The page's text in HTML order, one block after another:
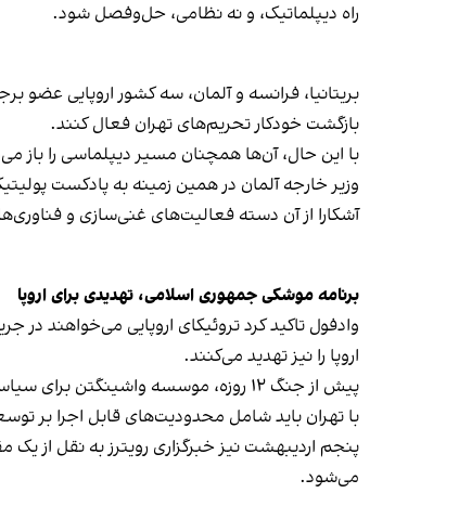
راه دیپلماتیک، و نه نظامی، حل‌وفصل شود.
بریتانیا، فرانسه و آلمان، سه کشور اروپایی عضو
بازگشت خودکار تحریم‌های تهران فعال کنند.
با این حال، آن‌ها همچنان مسیر دیپلماسی را باز
وزیر خارجه آلمان در همین زمینه به پادکست
آشکارا از آن دسته فعالیت‌های غنی‌سازی و
برنامه موشکی جمهوری اسلامی، تهدیدی برای اروپا
وادفول تاکید کرد تروئیکای اروپایی می‌خواهند در
اروپا را نیز تهدید می‌کنند.
پیش از جنگ ۱۲ روزه، موسسه واشینگتن برای سیاست خاور نزدیک در مقاله‌ای
با تهران باید شامل محدودیت‌های قابل اجرا بر
پنجم اردیبهشت نیز خبرگزاری رویترز به نقل از یک
می‌شود.